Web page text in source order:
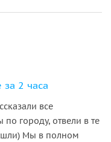
2 часа
все
по городу, отвели в те
Мы в полном